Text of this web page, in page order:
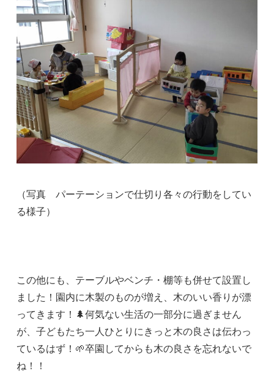
（写真 パーテーションで仕切り各々の行動をしてい
る様子）
この他にも、テーブルやベンチ・棚等も併せて設置し
ました！園内に木製のものが増え、木のいい香りが漂
ってきます！🌲何気ない生活の一部分に過ぎません
が、子どもたち一人ひとりにきっと木の良さは伝わっ
ているはず！🌱卒園してからも木の良さを忘れないで
ね！！